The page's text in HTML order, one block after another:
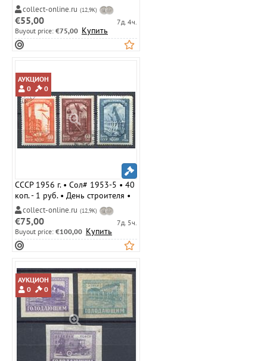
шайбой • полн. серия • Used(ФГ)
VF
collect-online.ru (12,9K)
€55,00
7д. 4ч.
Buyout price: €75,00 Купить
АУКЦИОН
0
0
СССР 1956 г. • Сол# 1953-5 • 40
коп. - 1 руб. • День строителя •
полн. серия • Used(ФГ) VF
collect-online.ru (12,9K)
€75,00
7д. 5ч.
Buyout price: €100,00 Купить
АУКЦИОН
0
0